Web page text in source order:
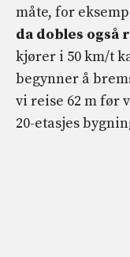
måte, for
da dobles også
kjører i 50 km/t
begynner å
vi reise 62 m før
20-etasjes